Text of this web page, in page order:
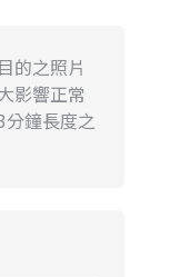
的之照片
影響正常
鐘長度之